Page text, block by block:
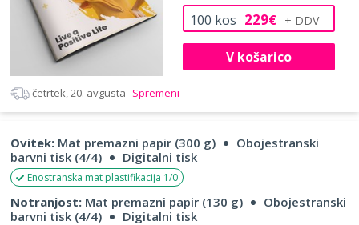
100 kos 229€
V košarico
četrtek, 20. avgusta Spremeni
Ovitek: Mat premazni papir (300 g)
Obojestranski
barvni tisk (4/4)
Digitalni tisk
Enostranska mat plastifikacija 1/0
Notranjost: Mat premazni papir (130 g)
Obojestranski
barvni tisk (4/4)
Digitalni tisk